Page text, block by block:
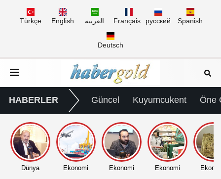
Türkçe English العربية Français русский Spanish
Deutsch
HABERLER Güncel Kuyumcukent Öne
Dünya Ekonomi Ekonomi Ekonomi